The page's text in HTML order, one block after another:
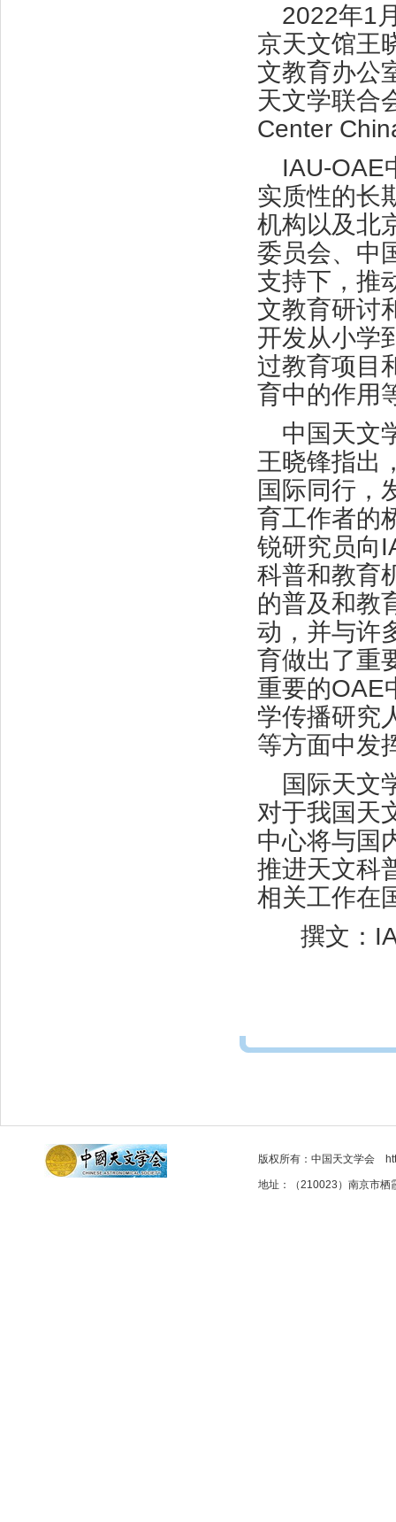
2022年1
京天文馆王
文教育办公
天文学联合
Center
IAU-OAE
实质性的长
机构以及北
委员会、中
支持下，推
文教育研讨
开发从小学
过教育项目
育中的作用
中国天文
王晓锋指出
国际同行，
育工作者的
锐研究员向
科普和教育
的普及和教
动，并与许
育做出了重
重要的OAE
学传播研究
等方面中发
国际天文
对于我国天
中心将与国
推进天文科
相关工作在
撰文：
版权所有：中国天文学会
地址：（210023）南京市